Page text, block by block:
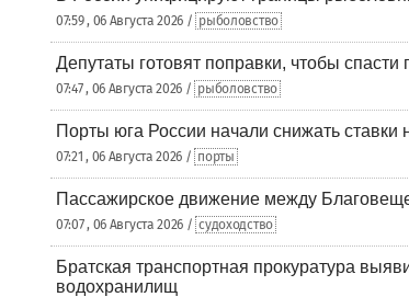
07:59 , 06 Августа 2026 / рыболовство
Депутаты готовят поправки, чтобы
07:47 , 06 Августа 2026 / рыболовство
Порты юга России начали снижать ставки
07:21 , 06 Августа 2026 / порты
Пассажирское движение между
07:07 , 06 Августа 2026 / судоходство
Братская транспортная прокуратура
водохранилищ